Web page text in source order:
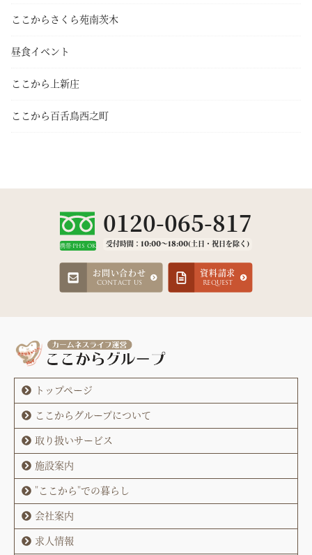
ここからさくら苑南茨木
昼食イベント
ここから上新庄
ここから百舌鳥西之町
携帯·PHS OK
0120-065-817
受付時間：10:00～18:00(土日・祝日を除く)
お問い合わせ
CONTACT US
資料請求
REQUEST
トップページ
ここからグループについて
取り扱いサービス
施設案内
"ここから"での暮らし
会社案内
求人情報